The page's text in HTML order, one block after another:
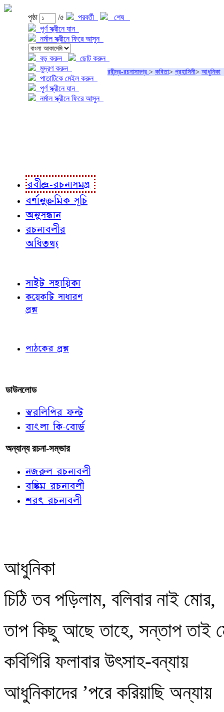
পৃষ্ঠা /৫ পরবর্তী
শেষ
পূর্ণ স্ক্রীনে যান
নর্মাল স্ক্রীনে ফিরে আসুন
বড় করুন
ছোট করুন
মুদ্রণ করুন
পাতাটিকে মেইল করুন
পূর্ণ স্ক্রীনে যান
নর্মাল স্ক্রীনে ফিরে আসুন
রবীন্দ্র-রচনাসমগ্র > কবিতা> প্রহাসিনী> আধুনিকা
রবীন্দ্র-রচনাসমগ্র
বর্ণানুক্রমিক সূচি
অনুসন্ধান
রচনাবলীর
অধিতথ্য
সাইট সহায়িকা
কয়েকটি সাধারণ
প্রশ্ন
পাঠকের প্রশ্ন
ডাউনলোড
স্বরলিপির ফন্ট
বাংলা কি-বোর্ড
অন্যান্য রচনা-সম্ভার
নজরুল রচনাবলী
বঙ্কিম রচনাবলী
শরৎ রচনাবলী
আধুনিকা
চিঠি তব পড়িলাম, বলিবার নাই মোর,
তাপ কিছু আছে তাহে, সন্তাপ তাই
কবিগিরি ফলাবার উৎসাহ-বন্যায়
আধুনিকাদের ’পরে করিয়াছি অন্যায়